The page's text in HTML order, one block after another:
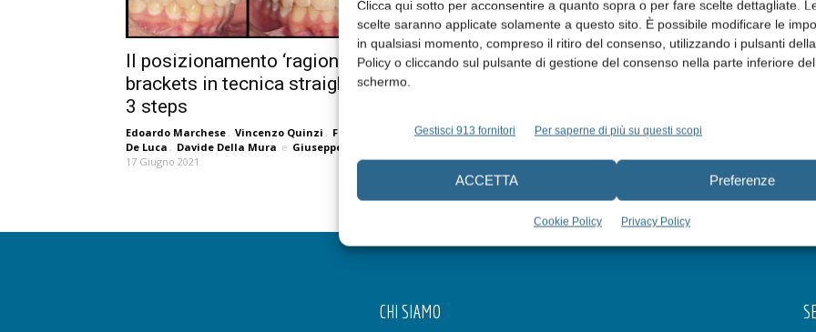
Clicca qui sotto per acconsentire a quanto sopra o per fare scelte dettagliate.
scelte saranno applicate solamente a questo sito. È possibile modificare le
in qualsiasi momento, compreso il ritiro del consenso, utilizzando i pulsanti
Policy o cliccando sul pulsante di gestione del consenso nella parte inferiore
schermo.
Gestisci 913 fornitori Per saperne di più su questi scopi
ACCETTA Preferenze
Cookie Policy Privacy Policy
Il posizionamento ‘ragionato’ dei
brackets in tecnica straight-wire in
3 steps
Edoardo Marchese , Vincenzo Quinzi , Francesco Paolo
De Luca , Davide Della Mura e Giuseppe Marzo
17 Giugno 2021
La terapia intercettiva delle II
Mura e Giuseppe Marzo
23 Dicembre 2020
CHI SIAMO